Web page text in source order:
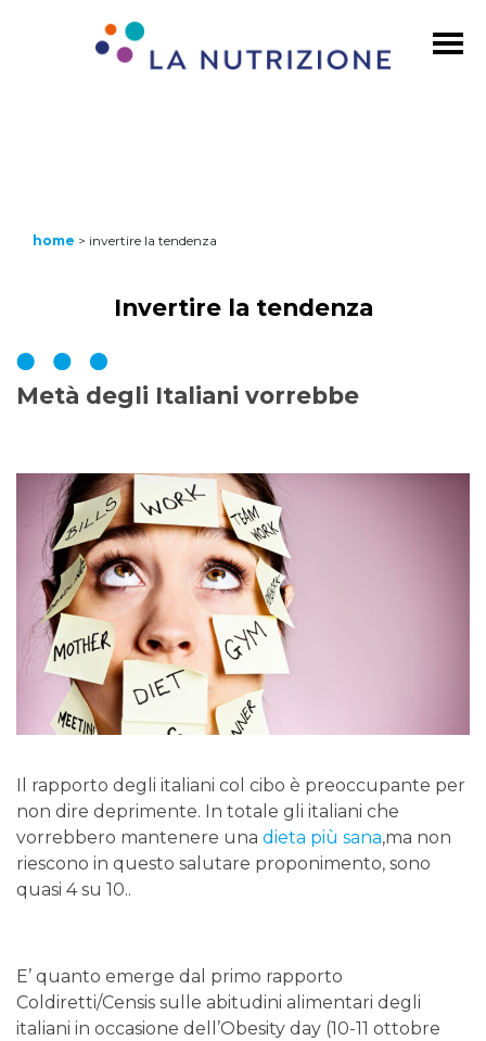
home > invertire la tendenza
Invertire la tendenza
Metà degli Italiani vorrebbe
Il rapporto degli italiani col cibo è preoccupante per
non dire deprimente. In totale gli italiani che
vorrebbero mantenere una dieta più sana,ma non
riescono in questo salutare proponimento, sono
quasi 4 su 10..
E’ quanto emerge dal primo rapporto
Coldiretti/Censis sulle abitudini alimentari degli
italiani in occasione dell’Obesity day (10-11 ottobre